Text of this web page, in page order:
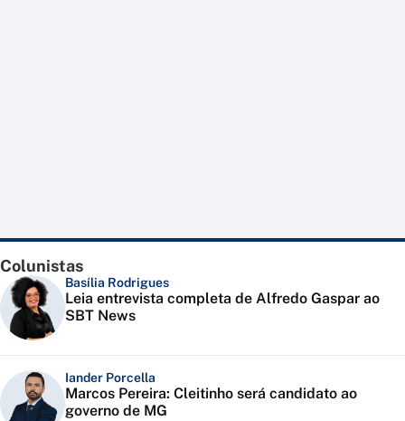
Colunistas
Basília Rodrigues
Leia entrevista completa de Alfredo Gaspar ao
SBT News
Iander Porcella
Marcos Pereira: Cleitinho será candidato ao
governo de MG